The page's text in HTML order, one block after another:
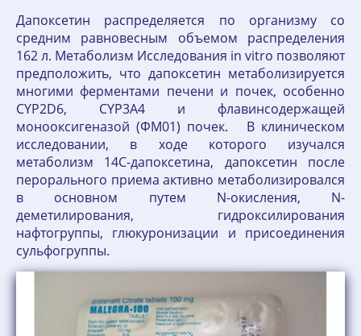
Дапоксетин распределяется по организму со
средним равновесным объемом распределения
162 л. Метаболизм Исследования in vitro позволяют
предположить, что дапоксетин метаболизируется
многими ферментами печени и почек, особенно
CYP2D6, CYP3A4 и флавинсодержащей
монооксигеназой (ФМ01) почек. В клиническом
исследовании, в ходе которого изучался
метаболизм 14С-дапоксетина, дапоксетин после
перорального приема активно метаболизировался
в основном путем N-окисления, N-
деметилирования, гидроксилирования
нафтогруппы, глюкуронизации и присоединения
сульфогруппы.